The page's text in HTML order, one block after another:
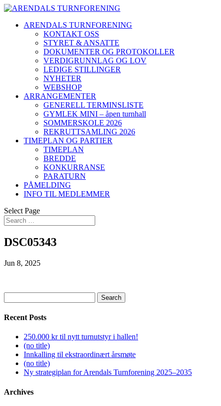
ARENDALS TURNFORENING
KONTAKT OSS
STYRET & ANSATTE
DOKUMENTER OG PROTOKOLLER
VERDIGRUNNLAG OG LOV
LEDIGE STILLINGER
NYHETER
WEBSHOP
ARRANGEMENTER
GENERELL TERMINSLISTE
GYMLEK MINI – åpen turnhall
SOMMERSKOLE 2026
REKRUTTSAMLING 2026
TIMEPLAN OG PARTIER
TIMEPLAN
BREDDE
KONKURRANSE
PARATURN
PÅMELDING
INFO TIL MEDLEMMER
Select Page
DSC05343
Jun 8, 2025
for:
Recent Posts
250.000 kr til nytt turnutstyr i hallen!
(no title)
Innkalling til ekstraordinært årsmøte
(no title)
Ny strategiplan for Arendals Turnforening 2025–2035
Archives